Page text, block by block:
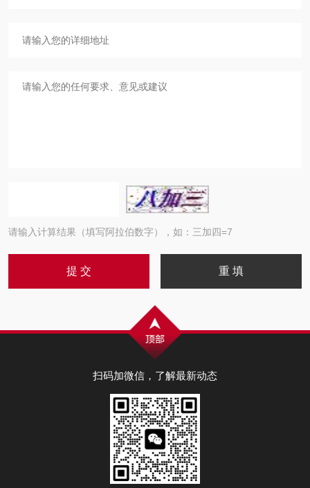
请输入计算结果（填写阿拉伯数字），如：三加四=7
扫码加微信，了解最新动态